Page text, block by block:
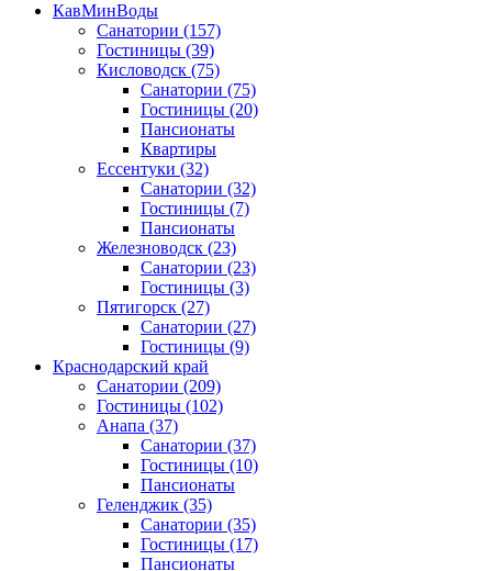
КавМинВоды
Санатории (157)
Гостиницы (39)
Кисловодск (75)
Санатории (75)
Гостиницы (20)
Пансионаты
Квартиры
Ессентуки (32)
Санатории (32)
Гостиницы (7)
Пансионаты
Железноводск (23)
Санатории (23)
Гостиницы (3)
Пятигорск (27)
Санатории (27)
Гостиницы (9)
Краснодарский край
Санатории (209)
Гостиницы (102)
Анапа (37)
Санатории (37)
Гостиницы (10)
Пансионаты
Геленджик (35)
Санатории (35)
Гостиницы (17)
Пансионаты